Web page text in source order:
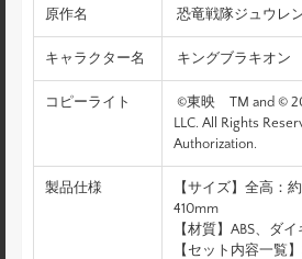
原作名 恐竜戦隊ジュウレ
キャラクター名 キングブラキオン
コピーライト
©東映 TM and ©
LLC. All Rights
Authorization.
製品仕様
【サイズ】全高
410mm
【材質】ABS、ダ
【セット内容一